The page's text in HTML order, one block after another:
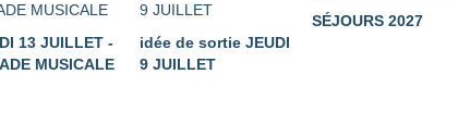
13 JUILLET -
MUSICALE
idée de sortie JEUDI
9 JUILLET
SÉJOURS 2027